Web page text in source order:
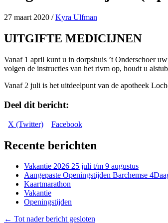
27 maart 2020 /Kyra Ulfman
UITGIFTE MEDICIJNEN
Vanaf 1 april kunt u in dorpshuis ’t Onderschoer
volgen de instructies van het rivm op, houdt u
Vanaf 2 juli is het uitdeelpunt van de apotheek
Deel dit bericht:
Share
X (Twitter)
Share
Facebook
Recente berichten
Vakantie 2026 25 juli t/m 9 augustus
Aangepaste Openingstijden Barchemse
Kaartmarathon
Vakantie
Openingstijden
← Tot nader bericht gesloten